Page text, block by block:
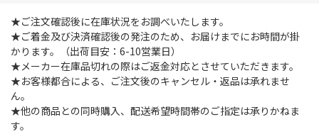
★ご注文確認後に在庫状況をお調べいたします。
★ご着金及び決済確認後の発注のため、お届けまでにお時間が掛
かります。（出荷目安：6-10営業日）
★メーカー在庫品切れの際はご返金対応とさせていただきます。
★お客様都合による、ご注文後のキャンセル・返品は承れませ
ん。
★他の商品との同時購入、配送希望時間帯のご指定は承りかねま
す。